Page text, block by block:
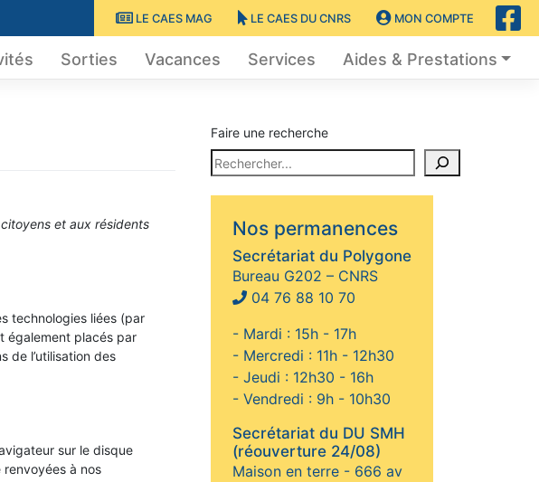
LE CAES MAG LE CAES DU CNRS MON COMPTE
Sorties Vacances Services Aides & Prestations
et aux résidents
technologies liées (par
également placés par
de l’utilisation des
sur le disque
à nos
Faire une recherche
Nos permanences
Secrétariat du Polygone
Bureau G202 – CNRS
04 76 88 10 70
- Mardi : 15h - 17h
- Mercredi : 11h - 12h30
- Jeudi : 12h30 - 16h
- Vendredi : 9h - 10h30
Secrétariat du DU SMH
(réouverture 24/08)
Maison en terre - 666 av